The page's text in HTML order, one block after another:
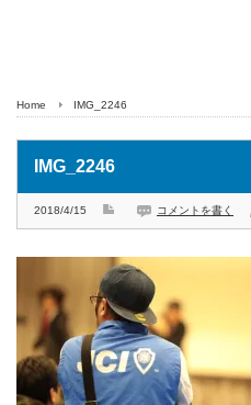
Home IMG_2246
IMG_2246
2018/4/15 コメントを書く